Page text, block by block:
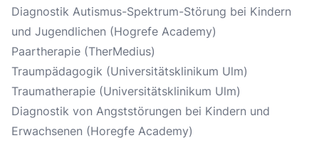
Diagnostik Autismus-Spektrum-Störung bei Kindern
und Jugendlichen (Hogrefe Academy)
Paartherapie (TherMedius)
Traumpädagogik (Universitätsklinikum Ulm)
Traumatherapie (Universitätsklinikum Ulm)
Diagnostik von Angststörungen bei Kindern und
Erwachsenen (Horegfe Academy)